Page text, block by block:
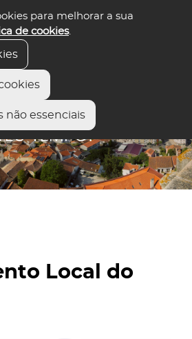
para melhorar a sua
de cookies.
não essenciais
Local do